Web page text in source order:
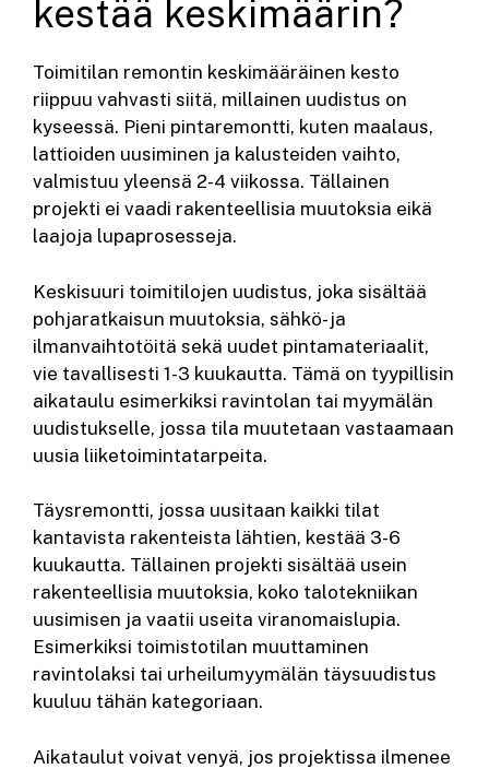
kestää keskimäärin?
Toimitilan remontin keskimääräinen kesto
riippuu vahvasti siitä, millainen uudistus on
kyseessä. Pieni pintaremontti, kuten maalaus,
lattioiden uusiminen ja kalusteiden vaihto,
valmistuu yleensä 2-4 viikossa. Tällainen
projekti ei vaadi rakenteellisia muutoksia eikä
laajoja lupaprosesseja.
Keskisuuri toimitilojen uudistus, joka sisältää
pohjaratkaisun muutoksia, sähkö- ja
ilmanvaihtotöitä sekä uudet pintamateriaalit,
vie tavallisesti 1-3 kuukautta. Tämä on tyypillisin
aikataulu esimerkiksi ravintolan tai myymälän
uudistukselle, jossa tila muutetaan vastaamaan
uusia liiketoimintatarpeita.
Täysremontti, jossa uusitaan kaikki tilat
kantavista rakenteista lähtien, kestää 3-6
kuukautta. Tällainen projekti sisältää usein
rakenteellisia muutoksia, koko talotekniikan
uusimisen ja vaatii useita viranomaislupia.
Esimerkiksi toimistotilan muuttaminen
ravintolaksi tai urheilumyymälän täysuudistus
kuuluu tähän kategoriaan.
Aikataulut voivat venyä, jos projektissa ilmenee